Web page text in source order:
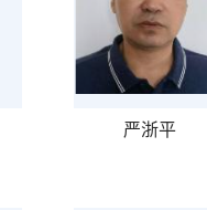
严浙平